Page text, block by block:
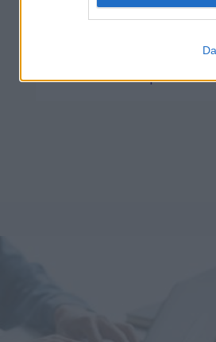
Foglalkoztatás:
Foglalkoztatási
munkaerőpiacon